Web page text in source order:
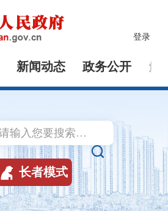
登录
新闻动态 政务公开 解

 长者模式